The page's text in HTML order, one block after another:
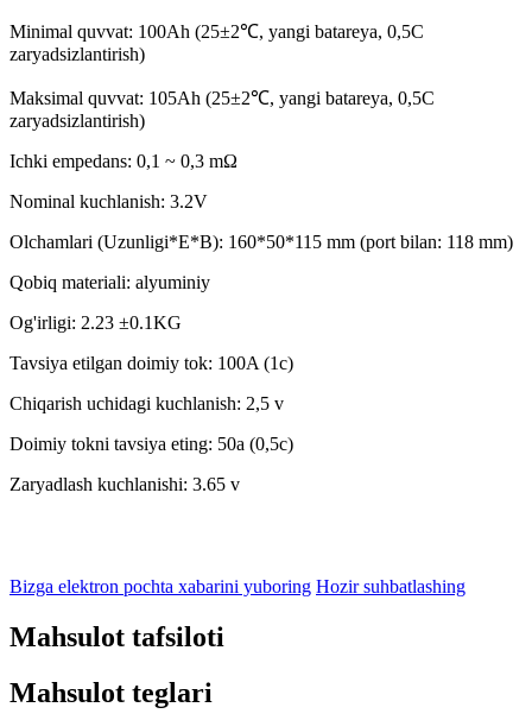
Minimal quvvat: 100Ah (25±2℃, yangi batareya, 0,5C
zaryadsizlantirish)
Maksimal quvvat: 105Ah (25±2℃, yangi batareya, 0,5C
zaryadsizlantirish)
Ichki empedans: 0,1 ~ 0,3 mΩ
Nominal kuchlanish: 3.2V
Olchamlari (Uzunligi*E*B): 160*50*115 mm (port bilan: 118 mm)
Qobiq materiali: alyuminiy
Og'irligi: 2.23 ±0.1KG
Tavsiya etilgan doimiy tok: 100A (1c)
Chiqarish uchidagi kuchlanish: 2,5 v
Doimiy tokni tavsiya eting: 50a (0,5c)
Zaryadlash kuchlanishi: 3.65 v
Bizga elektron pochta xabarini yuboring Hozir suhbatlashing
Mahsulot tafsiloti
Mahsulot teglari